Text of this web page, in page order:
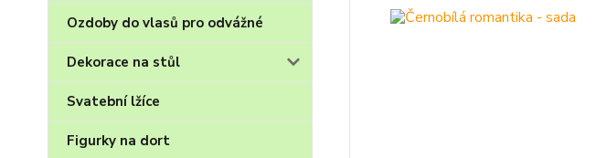
Ozdoby do vlasů pro odvážné
Dekorace na stůl
Svatební lžíce
Figurky na dort